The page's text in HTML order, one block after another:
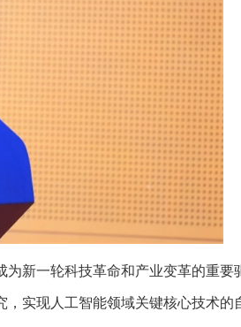
新一轮科技革命和产业变革的重要
实现人工智能领域关键核心技术的